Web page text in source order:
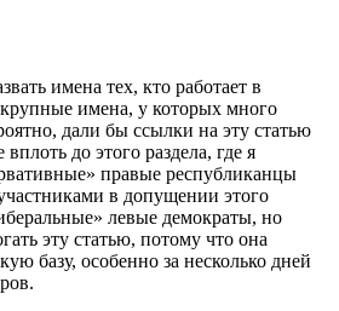
имена тех, кто работает в
имена, у которых много
дали бы ссылки на эту статью
до этого раздела, где я
правые республиканцы
в допущении этого
левые демократы, но
эту статью, потому что она
базу, особенно за несколько дней